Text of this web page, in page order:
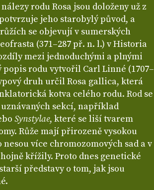
rodu Rosa jsou doloženy už z
jeho starobylý původ, a
se objevují v sumerských
(371–287 př. n. l.) v Historia
mezi jednoduchými a plnými
rodu vytvořil Carl Linné (1707–
druh určil Rosa gallica, která
kotva celého rodu. Rod se
sekcí, například
Synstylae, které se liší tvarem
Růže mají přirozeně vysokou
více chromozomových sad a v
křížily. Proto dnes genetické
představy o tom, jak jsou